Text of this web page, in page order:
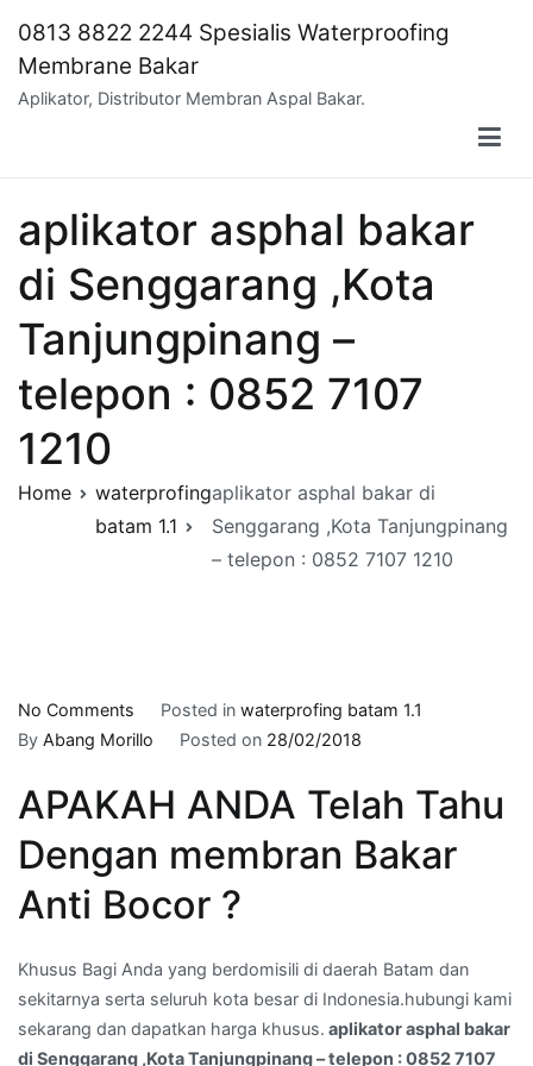
content
0813 8822 2244 Spesialis Waterproofing
Membrane Bakar
Aplikator, Distributor Membran Aspal Bakar.
aplikator asphal bakar
di Senggarang ,Kota
Tanjungpinang –
telepon : 0852 7107
1210
Home
waterprofing
batam 1.1
aplikator asphal bakar di
Senggarang ,Kota Tanjungpinang
– telepon : 0852 7107 1210
No Comments
aplikator
bakar
Senggarang
Tanjungpinang
telepon
:
0852
Posted in waterprofing batam 1.1
By Abang Morillo Posted on 28/02/2018
APAKAH ANDA Telah Tahu
Dengan membran Bakar
Anti Bocor ?
Khusus Bagi Anda yang berdomisili di daerah Batam dan
sekitarnya serta seluruh kota besar di Indonesia.hubungi kami
sekarang dan dapatkan harga khusus. aplikator asphal bakar
di Senggarang ,Kota Tanjungpinang – telepon : 0852 7107